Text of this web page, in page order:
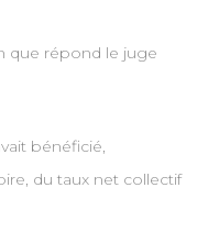
que répond le juge
bénéficié,
du taux net collectif